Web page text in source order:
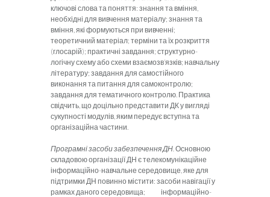
ключові слова та поняття: знання та вміння,
необхідні для вивчення матеріалу; знання та
вміння, які формуються при вивченні;
теоретичний матеріал; терміни та їх розкриття
(глосарій); практичні завдання; структурно-
логічну схему або схеми взаємозв’язків; навчальну
літературу; завдання для самостійного
виконання та питання для самоконтролю;
завдання для тематичного контролю. Практика
свідчить, що доцільно представити ДК у вигляді
сукупності модулів, яким передує вступна та
організаційна частини.
Програмні засоби забезпечення ДН. Основною
складовою організації ДН є телекомунікаційне
інформаційно-навчальне середовище, яке для
підтримки ДН повинно містити: засоби навігації у
рамках даного середовища; інформаційно-